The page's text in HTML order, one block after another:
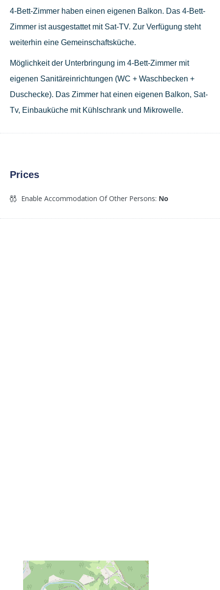
4-Bett-Zimmer haben einen eigenen Balkon. Das 4-Bett-
Zimmer ist ausgestattet mit Sat-TV. Zur Verfügung steht
weiterhin eine Gemeinschaftsküche.
Möglichkeit der Unterbringung im 4-Bett-Zimmer mit
eigenen Sanitäreinrichtungen (WC + Waschbecken +
Duschecke). Das Zimmer hat einen eigenen Balkon, Sat-
Tv, Einbauküche mit Kühlschrank und Mikrowelle.
Prices
Enable Accommodation Of Other Persons: No